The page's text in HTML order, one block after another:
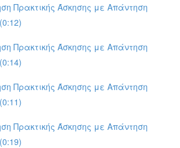
Πρακτικής Άσκησης με Απάντηση
Πρακτικής Άσκησης με Απάντηση
Πρακτικής Άσκησης με Απάντηση
Πρακτικής Άσκησης με Απάντηση